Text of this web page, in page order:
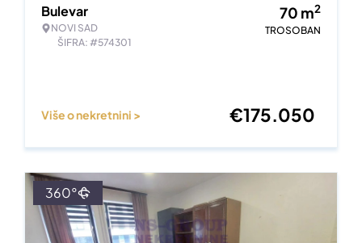
Bulevar
NOVI SAD
ŠIFRA: #574301
70 m2
TROSOBAN
Više o nekretnini > €175.050
360°